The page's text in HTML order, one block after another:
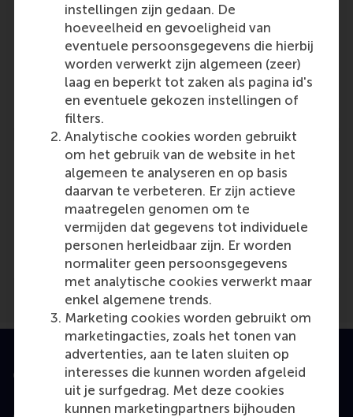
instellingen zijn gedaan. De
hoeveelheid en gevoeligheid van
eventuele persoonsgegevens die hierbij
worden verwerkt zijn algemeen (zeer)
laag en beperkt tot zaken als pagina id's
en eventuele gekozen instellingen of
filters.
Analytische cookies worden gebruikt
om het gebruik van de website in het
algemeen te analyseren en op basis
daarvan te verbeteren. Er zijn actieve
maatregelen genomen om te
vermijden dat gegevens tot individuele
personen herleidbaar zijn. Er worden
normaliter geen persoonsgegevens
met analytische cookies verwerkt maar
enkel algemene trends.
Marketing cookies worden gebruikt om
marketingacties, zoals het tonen van
advertenties, aan te laten sluiten op
interesses die kunnen worden afgeleid
uit je surfgedrag. Met deze cookies
kunnen marketingpartners bijhouden
Participants
Niels Agatz
Role: Faculty
Reference type: Quoted
Media Outlets
Delivered.(Online)
Geaccrediteerd door